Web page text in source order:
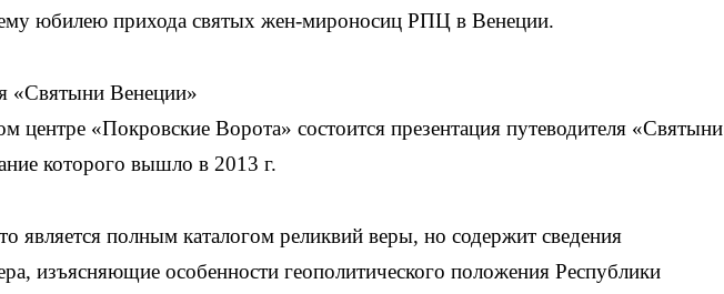
юбилею прихода святых жен-мироносиц РПЦ в Венеции.
«Святыни Венеции»
центре «Покровские Ворота» состоится презентация путеводителя «Святыни
которого вышло в 2013 г.
является полным каталогом реликвий веры, но содержит сведения
изъясняющие особенности геополитического положения Республики